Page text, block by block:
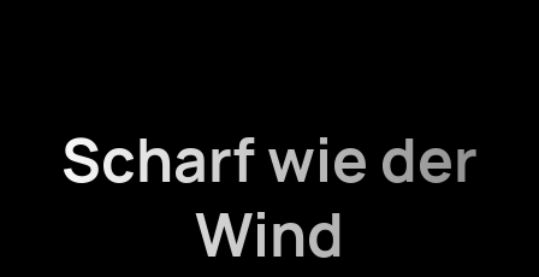
Scharf wie der
Wind